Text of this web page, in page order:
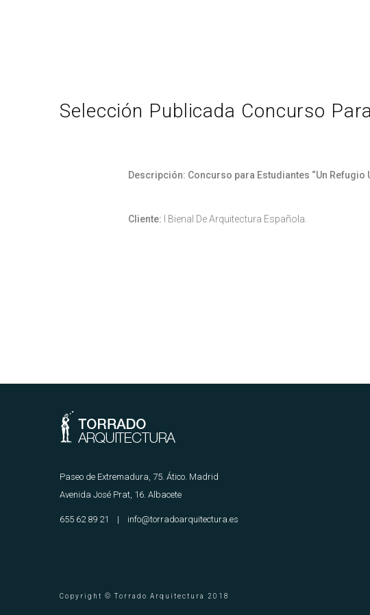
Selección Publicada Concurso
Descripción: Concurso para Estudiantes “Un Refugio
Cliente: I Bienal De Arquitectura Española.
Paseo de Extremadura, 75. Ático. Madrid
Avenida José Prat, 16. Albacete
655 62 89 21 | info@torradoarquitectura.es
Copyright © Torrado Arquitectura 2018